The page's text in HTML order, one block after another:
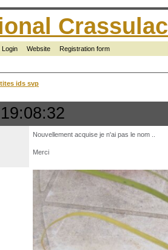
Login Website Registration form
ids svp
Nouvellement acquise je n'ai pas le nom ..
Merci